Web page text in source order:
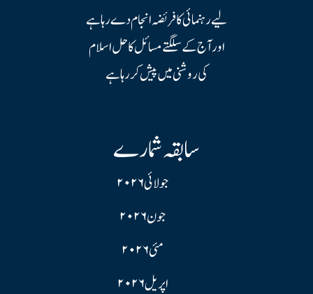
لیے رہنمائی کا فریضہ انجام دے رہا ہے
اور آج کے سلگتے مسائل کا حل اسلام
کی روشنی میں پیش کر رہا ہے
سابقہ شمارے
جولائی ۲۰۲۶
جون ۲۰۲۶
مئی ۲۰۲۶
اپریل ۲۰۲۶